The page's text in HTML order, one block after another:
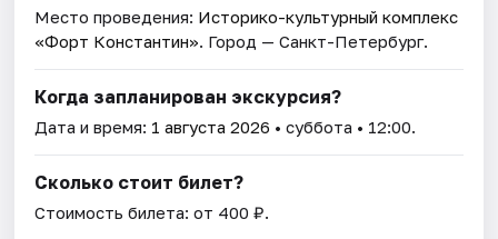
Место проведения: Историко-культурный комплекс
«Форт Константин». Город — Санкт-Петербург.
Когда запланирован экскурсия?
Дата и время: 1 августа 2026 • суббота • 12:00.
Сколько стоит билет?
Стоимость билета: от 400 ₽.